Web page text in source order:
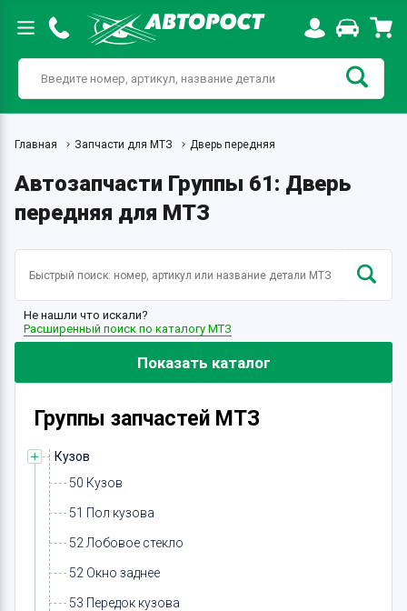
Главная Запчасти для МТЗ Дверь передняя
Автозапчасти Группы 61: Дверь
передняя для МТЗ
Не нашли что искали?
Расширенный поиск по каталогу МТЗ
Показать каталог
Группы запчастей МТЗ
Кузов
50 Кузов
51 Пол кузова
52 Лобовое стекло
52 Окно заднее
53 Передок кузова